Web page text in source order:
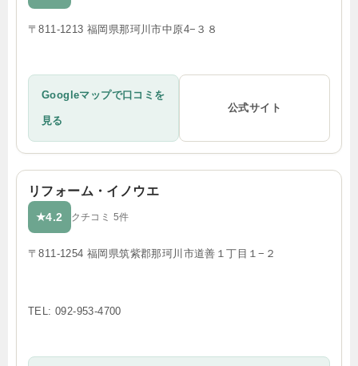
〒811-1213 福岡県那珂川市中原4−３８
Googleマップで口コミを
見る
公式サイト
リフォーム・イノウエ
★4.2 クチコミ 5件
〒811-1254 福岡県筑紫郡那珂川市道善１丁目１−２
TEL: 092-953-4700